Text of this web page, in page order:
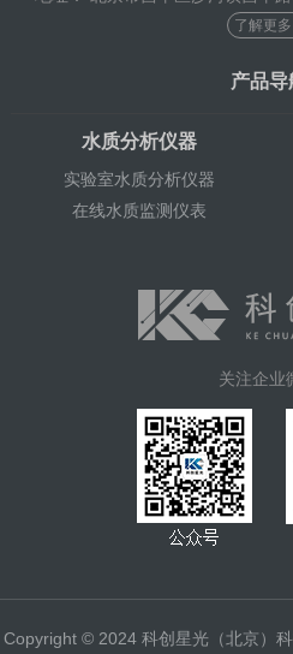
了解更
产品导
水质分析仪器
实验室水质分析仪器
在线水质监测仪表
关注企业
Copyright © 2024 科创星光（北京）